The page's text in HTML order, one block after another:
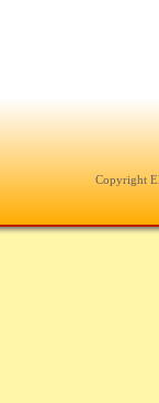
Copyright